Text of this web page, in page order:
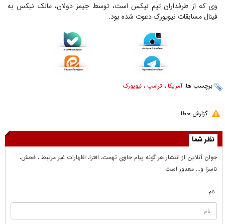
وی که از طرفداران تیم نیکس است، توسط جیمز دولان، مالک نیکس به
فینال مسابقات نیویورک دعوت شده بود.
برچسب ها: آمریکا ، ترامپ ، نیویورک
گزارش خطا
نظر شما
جوان آنلاين از انتشار هر گونه پيام حاوي تهمت، افترا، اظهارات غير مرتبط ، فحش،
ناسزا و... معذور است
نام